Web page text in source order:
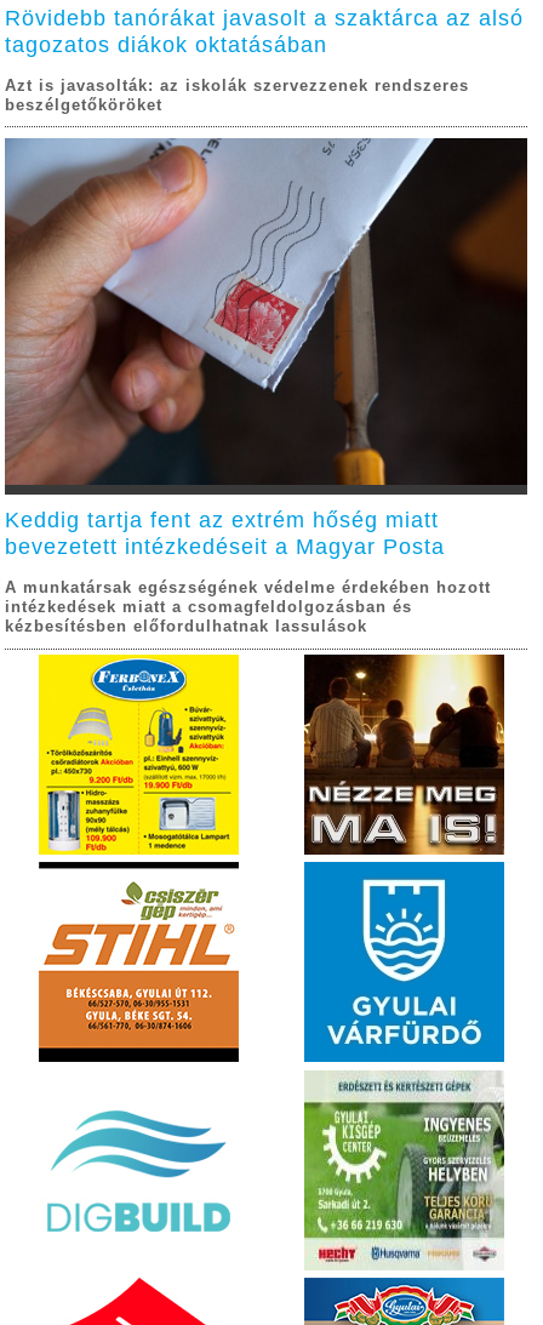
Rövidebb tanórákat javasolt a szaktárca az alsó
tagozatos diákok oktatásában
Azt is javasolták: az iskolák szervezzenek rendszeres
beszélgetőköröket
Keddig tartja fent az extrém hőség miatt
bevezetett intézkedéseit a Magyar Posta
A munkatársak egészségének védelme érdekében hozott
intézkedések miatt a csomagfeldolgozásban és
kézbesítésben előfordulhatnak lassulások